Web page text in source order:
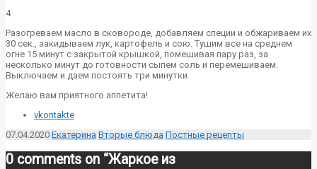
4
Разогреваем масло в сковороде, добавляем специи и обжариваем их
30 сек., закидываем лук, картофель и сою. Тушим все на среднем
огне 15 минут с закрытой крышкой, помешивая пару раз, за
несколько минут до готовности сыпем соль и перемешиваем.
Выключаем и даем постоять три минутки.
Желаю вам приятного аппетита!
vkontakte
07.04.2020 Екатерина Вторые блюда Постные рецепты
0 comments on “Жаркое из